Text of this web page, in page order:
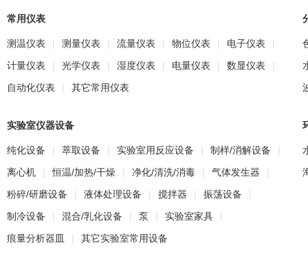
常用仪表
测温仪表 | 测量仪表 | 流量仪表 | 物位仪表 | 电子仪表
|
计量仪表
| 光学仪表 | 湿度仪表 | 电量仪表 | 数显仪表
|
自动化仪表
| 其它常用仪表
实验室仪器设备
纯化设备 | 萃取设备 | 实验室用反应设备 | 制样/消解设备
|
离心机
| 恒温/加热/干燥 | 净化/清洗/消毒 | 气体发生器
|
粉碎/研磨设备
| 液体处理设备 | 搅拌器 | 振荡设备
|
制冷设备
| 混合/乳化设备 | 泵 | 实验室家具
|
痕量分析器皿
| 其它实验室常用设备